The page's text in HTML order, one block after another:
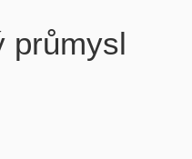
průmysl